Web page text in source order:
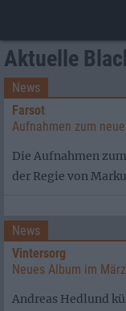
Aktuelle
News
Farsot
Aufnahmen zum
Die Aufnahmen
der Regie von
News
Vintersorg
Neues Album im März
Andreas Hedlund